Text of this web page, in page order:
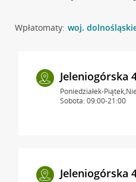
Wpłatomaty: woj.
Jeleniogórska
Poniedziałek-
Sobota: 09:00-21:00
Jeleniogórska